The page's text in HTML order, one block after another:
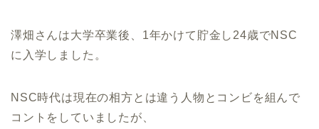
澤畑さんは大学卒業後、1年かけて貯金し24歳でNSC
に入学しました。
NSC時代は現在の相方とは違う人物とコンビを組んで
コントをしていましたが、